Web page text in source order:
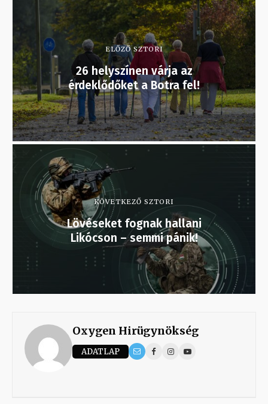
ELŐZŐ SZTORI
26 helyszínen várja az
érdeklődőket a Botra fel!
KÖVETKEZŐ SZTORI
Lövéseket fognak hallani
Likócson – semmi pánik!
Oxygen Hirügynökség
ADATLAP